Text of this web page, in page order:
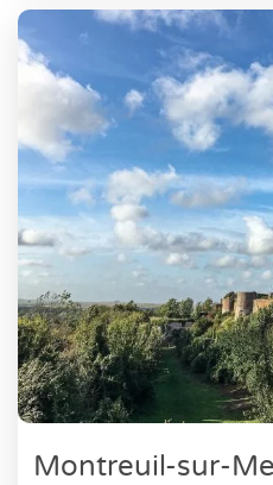
Montreuil-sur-